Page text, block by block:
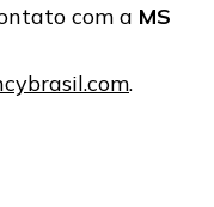
com a MS
.